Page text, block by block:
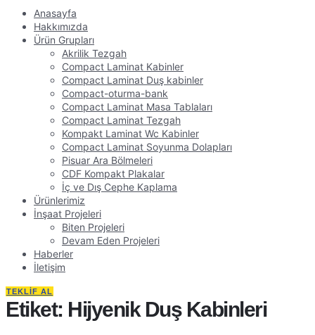
Anasayfa
Hakkımızda
Ürün Grupları
Akrilik Tezgah
Compact Laminat Kabinler
Compact Laminat Duş kabinler
Compact-oturma-bank
Compact Laminat Masa Tablaları
Compact Laminat Tezgah
Kompakt Laminat Wc Kabinler
Compact Laminat Soyunma Dolapları
Pisuar Ara Bölmeleri
CDF Kompakt Plakalar
İç ve Dış Cephe Kaplama
Ürünlerimiz
İnşaat Projeleri
Biten Projeleri
Devam Eden Projeleri
Haberler
İletişim
TEKLIF AL
Etiket: Hijyenik Duş Kabinleri